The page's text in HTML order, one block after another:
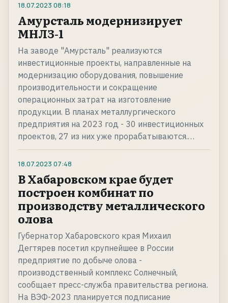
18.07.2023 08:18
Амурсталь модернизирует
МНЛЗ-1
На заводе "Амурсталь" реализуются
инвестиционные проекты, направленные на
модернизацию оборудования, повышение
производительности и сокращение
операционных затрат на изготовление
продукции. В планах металлургического
предприятия на 2023 год - 30 инвестиционных
проектов, 27 из них уже прорабатываются.…
18.07.2023 07:48
В Хабаровском крае будет
построен комбинат по
производству металлического
олова
Губернатор Хабаровского края Михаил
Дегтярев посетил крупнейшее в России
предприятие по добыче олова -
производственный комплекс Солнечный,
сообщает пресс-служба правительства региона.
На ВЭФ-2023 планируется подписание